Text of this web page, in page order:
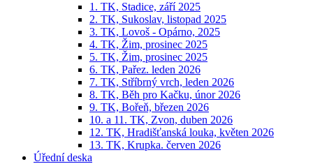
1. TK, Stadice, září 2025
2. TK, Sukoslav, listopad 2025
3. TK, Lovoš - Opárno, 2025
4. TK, Žim, prosinec 2025
5. TK, Žim, prosinec 2025
6. TK, Pařez. leden 2026
7. TK, Stříbrný vrch, leden 2026
8. TK, Běh pro Kačku, únor 2026
9. TK, Bořeň, březen 2026
10. a 11. TK, Zvon, duben 2026
12. TK, Hradišťanská louka, květen 2026
13. TK, Krupka. červen 2026
Úřední deska